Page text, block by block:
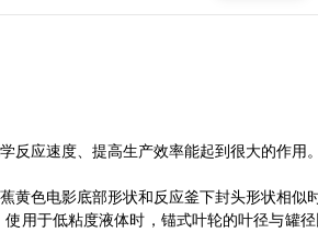
反应速度、提高生产效率能起到很大的作用
黄色电影底部形状和反应釜下封头形状相似
用于低粘度液体时，锚式叶轮的叶径与罐